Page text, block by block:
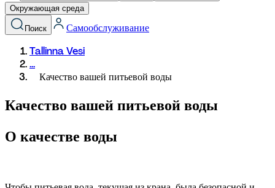
Окружающая среда
Поиск
Самообслуживание
Tallinna Vesi
...
Качество вашей питьевой воды
Качество вашей питьевой воды
О качестве воды